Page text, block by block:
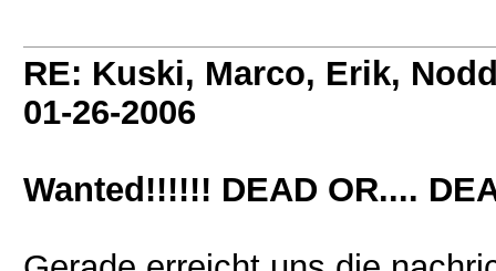
RE: Kuski, Marco, Erik,
01-26-2006
Wanted!!!!!! DEAD OR....